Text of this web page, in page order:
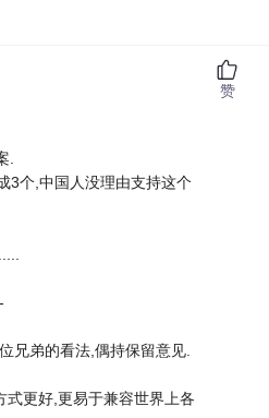
.
3个,中国人没理由支持这个
兄弟的看法,偶持保留意见.
更好,更易于兼容世界上各
赞